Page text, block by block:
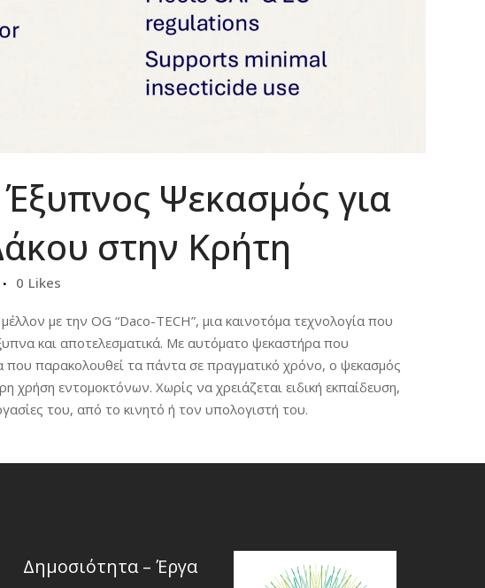
Έξυπνος Ψεκασμός για
στην Κρήτη
0 Likes
με την OG “Daco-TECH”, μια καινοτόμα τεχνολογία που
και αποτελεσματικά. Με αυτόματο ψεκαστήρα που
παρακολουθεί τα πάντα σε πραγματικό χρόνο, ο ψεκασμός
χρήση εντομοκτόνων. Χωρίς να χρειάζεται ειδική εκπαίδευση,
του, από το κινητό ή τον υπολογιστή του.
Δημοσιότητα – Έργα